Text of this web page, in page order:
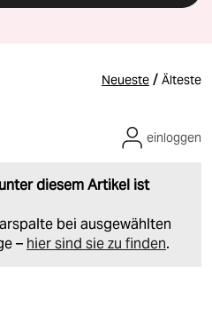
Neueste / Älteste
diesem Artikel ist
bei ausgewählten
– hier sind sie zu finden.
einloggen